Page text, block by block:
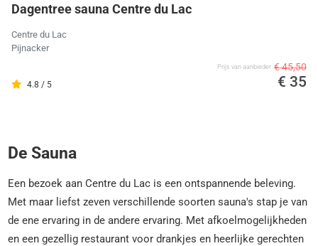
Dagentree sauna Centre du Lac
Centre du Lac
Pijnacker
4.8 / 5
Prijs van aanbieder € 45,50
€ 35
De Sauna
Een bezoek aan Centre du Lac is een ontspannende beleving.
Met maar liefst zeven verschillende soorten sauna's stap je van
de ene ervaring in de andere ervaring. Met afkoelmogelijkheden
en een gezellig restaurant voor drankjes en heerlijke gerechten